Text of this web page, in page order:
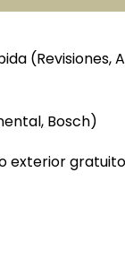
(Revisiones,
Bosch)
exterior